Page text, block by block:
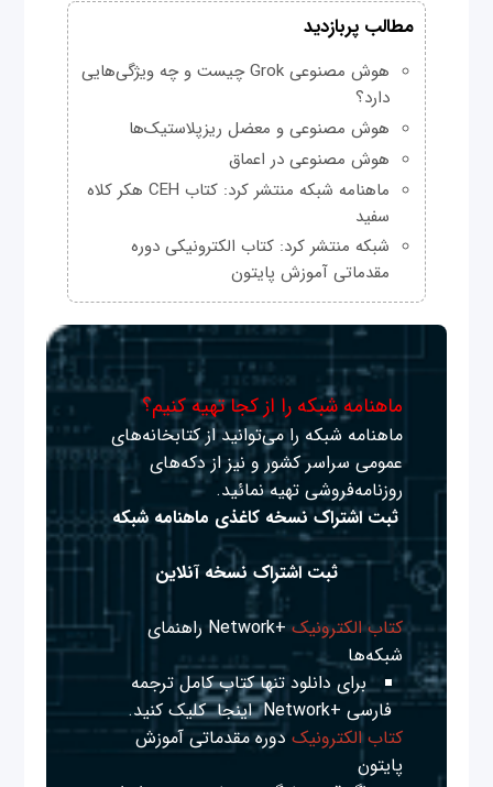
مطالب پربازدید
هوش مصنوعی Grok چیست و چه ویژگی‌هایی
دارد؟
هوش مصنوعی و معضل ریزپلاستیک‌ها
هوش مصنوعی در اعماق
ماهنامه شبکه منتشر کرد: کتاب CEH هکر کلاه
سفید
شبکه منتشر کرد: کتاب الکترونیکی دوره
مقدماتی آموزش پایتون
ماهنامه شبکه را از کجا تهیه کنیم؟
ماهنامه شبکه را می‌توانید از کتابخانه‌های
عمومی سراسر کشور و نیز از دکه‌های
روزنامه‌فروشی تهیه نمائید.
ثبت اشتراک نسخه کاغذی ماهنامه شبکه
ثبت اشتراک نسخه آنلاین
کتاب الکترونیک
+Network راهنمای
شبکه‌ها
برای دانلود تنها کتاب کامل ترجمه
فارسی +Network
اینجا کلیک کنید.
کتاب الکترونیک دوره مقدماتی آموزش
پایتون